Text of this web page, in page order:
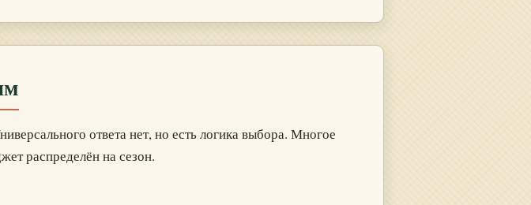
ответа нет, но есть логика выбора. Многое
распределён на сезон.